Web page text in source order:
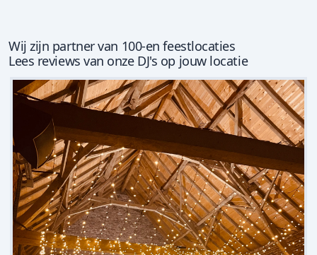
Wij zijn partner van 100-en feestlocaties
Lees reviews van onze DJ's op jouw locatie